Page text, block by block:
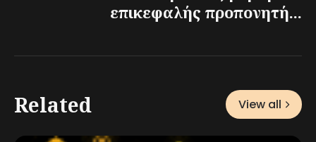
επικεφαλής προπονητή...
Related View all